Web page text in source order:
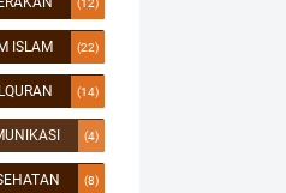
(12)
ISLAM (22)
(14)
(4)
(8)